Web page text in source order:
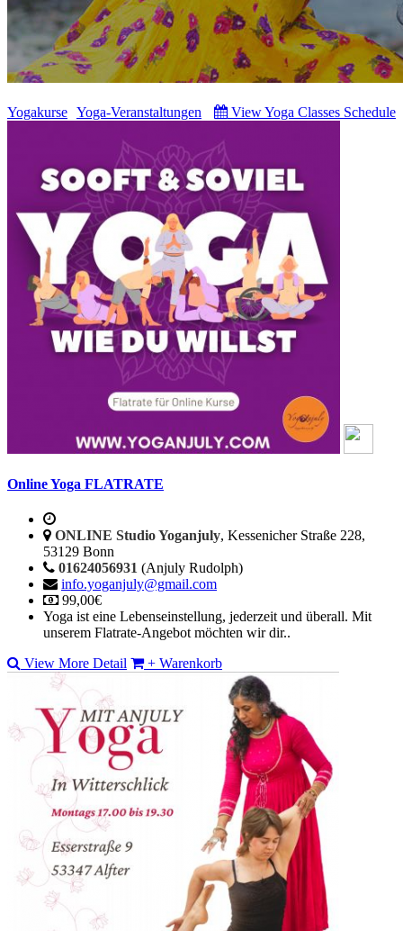
Yogakurse Yoga-Veranstaltungen View Yoga Classes Schedule
Online Yoga FLATRATE
ONLINE Studio Yoganjuly, Kessenicher Straße 228,
53129 Bonn
01624056931 (Anjuly Rudolph)
info.yoganjuly@gmail.com
99,00€
Yoga ist eine Lebenseinstellung, jederzeit und überall. Mit
unserem Flatrate-Angebot möchten wir dir..
View More Detail
+ Warenkorb